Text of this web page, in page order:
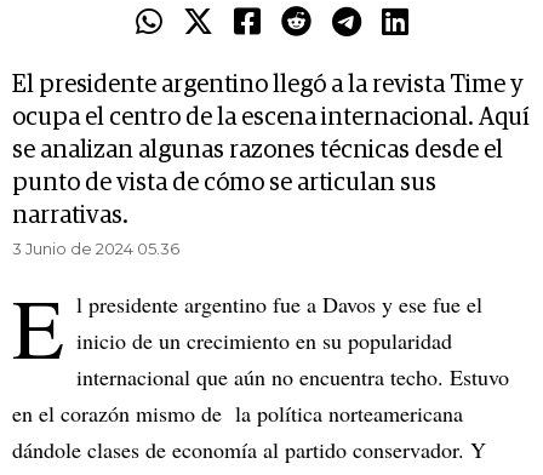
El presidente argentino llegó a la revista Time y
ocupa el centro de la escena internacional. Aquí
se analizan algunas razones técnicas desde el
punto de vista de cómo se articulan sus
narrativas.
3 Junio de 2024 05.36
E l presidente argentino fue a Davos y ese fue el
inicio de un crecimiento en su popularidad
internacional que aún no encuentra techo. Estuvo
en el corazón mismo de la política norteamericana
dándole clases de economía al partido conservador. Y